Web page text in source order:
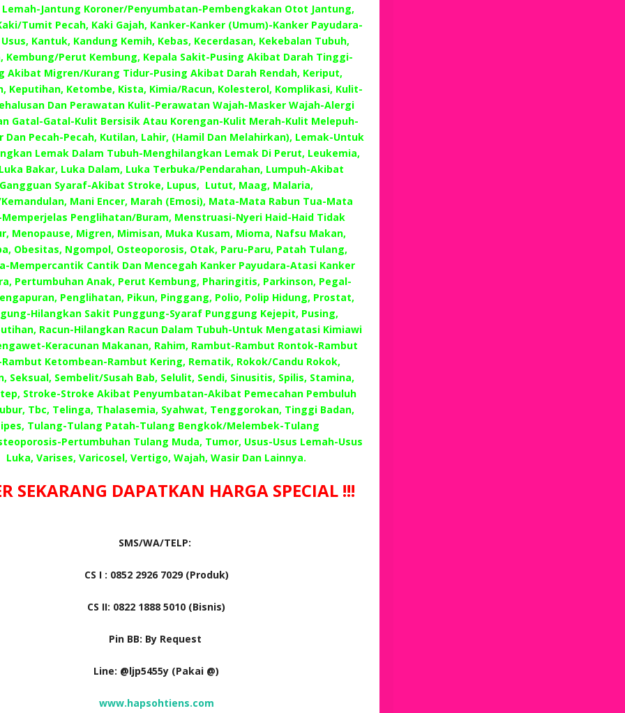
Jantung Koroner/Penyumbatan-Pembengkakan Otot Jantung,
Tumit Pecah, Kaki Gajah, Kanker-Kanker (Umum)-Kanker Payudara-
Kantuk, Kandung Kemih, Kebas, Kecerdasan, Kekebalan Tubuh,
Kembung/Perut Kembung, Kepala Sakit-Pusing Akibat Darah Tinggi-
Akibat Migren/Kurang Tidur-Pusing Akibat Darah Rendah, Keriput,
Keputihan, Ketombe, Kista, Kimia/Racun, Kolesterol, Komplikasi, Kulit-
Dan Perawatan Kulit-Perawatan Wajah-Masker Wajah-Alergi
Gatal-Gatal-Kulit Bersisik Atau Korengan-Kulit Merah-Kulit Melepuh-
Dan Pecah-Pecah, Kutilan, Lahir, (Hamil Dan Melahirkan), Lemak-Untuk
Lemak Dalam Tubuh-Menghilangkan Lemak Di Perut, Leukemia,
Bakar, Luka Dalam, Luka Terbuka/Pendarahan, Lumpuh-Akibat
Gangguan Syaraf-Akibat Stroke, Lupus, Lutut, Maag, Malaria,
Mani Encer, Marah (Emosi), Mata-Mata Rabun Tua-Mata
Penglihatan/Buram, Menstruasi-Nyeri Haid-Haid Tidak
Menopause, Migren, Mimisan, Muka Kusam, Mioma, Nafsu Makan,
Obesitas, Ngompol, Osteoporosis, Otak, Paru-Paru, Patah Tulang,
Mempercantik Cantik Dan Mencegah Kanker Payudara-Atasi Kanker
Pertumbuhan Anak, Perut Kembung, Pharingitis, Parkinson, Pegal-
Penglihatan, Pikun, Pinggang, Polio, Polip Hidung, Prostat,
Hilangkan Sakit Punggung-Syaraf Punggung Kejepit, Pusing,
Racun-Hilangkan Racun Dalam Tubuh-Untuk Mengatasi Kimiawi
Keracunan Makanan, Rahim, Rambut-Rambut Rontok-Rambut
Ketombean-Rambut Kering, Rematik, Rokok/Candu Rokok,
Seksual, Sembelit/Susah Bab, Selulit, Sendi, Sinusitis, Spilis, Stamina,
Stroke-Stroke Akibat Penyumbatan-Akibat Pemecahan Pembuluh
Tbc, Telinga, Thalasemia, Syahwat, Tenggorokan, Tinggi Badan,
Tulang-Tulang Patah-Tulang Bengkok/Melembek-Tulang
Pertumbuhan Tulang Muda, Tumor, Usus-Usus Lemah-Usus
Luka, Varises, Varicosel, Vertigo, Wajah, Wasir Dan Lainnya.
SEKARANG DAPATKAN HARGA SPECIAL !!!
SMS/WA/TELP:
CS I : 0852 2926 7029 (Produk)
CS II: 0822 1888 5010 (Bisnis)
Pin BB: By Request
Line: @ljp5455y (Pakai @)
www.hapsohtiens.com